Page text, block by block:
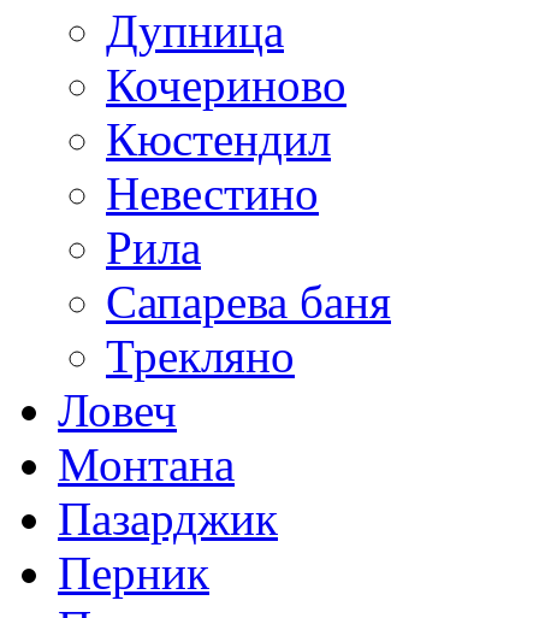
Дупница
Кочериново
Кюстендил
Невестино
Рила
Сапарева баня
Трекляно
Ловеч
Монтана
Пазарджик
Перник